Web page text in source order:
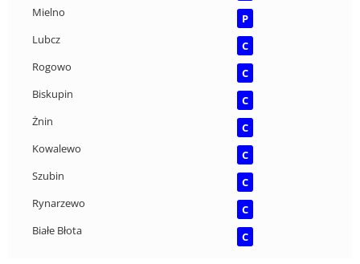
Mielno
P
Lubcz
C
Rogowo
C
Biskupin
C
Żnin
C
Kowalewo
C
Szubin
C
Rynarzewo
C
Białe Błota
C